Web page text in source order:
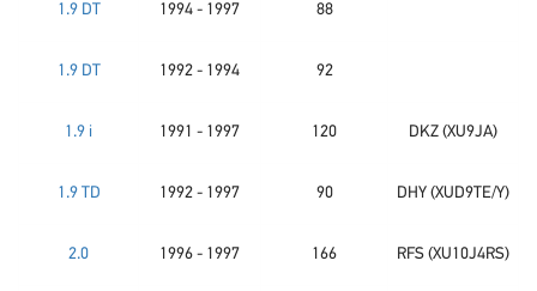
1.9 DT 1994 - 1997 88
1.9 DT 1992 - 1994 92
1.9 i 1991 - 1997 120 DKZ (XU9JA)
1.9 TD 1992 - 1997 90 DHY (XUD9TE/Y)
2.0 1996 - 1997 166 RFS (XU10J4RS)